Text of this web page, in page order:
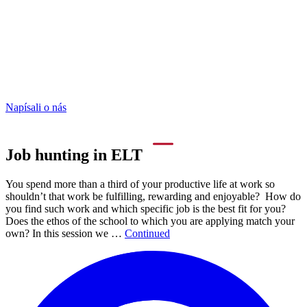
Napísali o nás
Job hunting in ELT
You spend more than a third of your productive life at work so
shouldn’t that work be fulfilling, rewarding and enjoyable? How do
you find such work and which specific job is the best fit for you?
Does the ethos of the school to which you are applying match your
own? In this session we … Continued